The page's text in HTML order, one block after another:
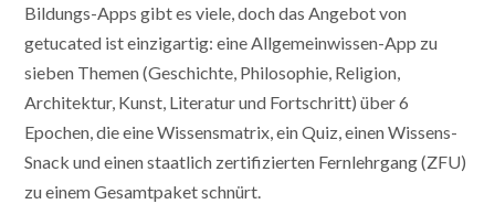
Bildungs-Apps gibt es viele, doch das Angebot von
getucated ist einzigartig: eine Allgemeinwissen-App zu
sieben Themen (Geschichte, Philosophie, Religion,
Architektur, Kunst, Literatur und Fortschritt) über 6
Epochen, die eine Wissensmatrix, ein Quiz, einen Wissens-
Snack und einen staatlich zertifizierten Fernlehrgang (ZFU)
zu einem Gesamtpaket schnürt.